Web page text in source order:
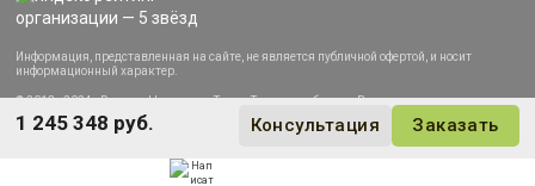
1 245 348 руб. Консультация Заказать
Информация, представленная на сайте, не является публичной офертой, и носит
информационный характер.
© 2013–2024 «Русские Навесы» — Тверь, Тверская область. Все права защищены.